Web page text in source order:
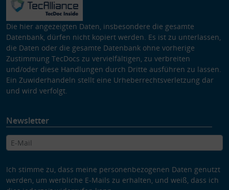
Die hier angezeigten Daten, insbesondere die gesamte
Datenbank, dürfen nicht kopiert werden. Es ist zu unterlassen,
die Daten oder die gesamte Datenbank ohne vorherige
Zustimmung TecDocs zu vervielfältigen, zu verbreiten
und/oder diese Handlungen durch Dritte ausführen zu lassen.
Ein Zuwiderhandeln stellt eine Urheberrechtsverletzung dar
und wird verfolgt.
Newsletter
Ich stimme zu, dass meine personenbezogenen Daten genutzt
werden, um werbliche E-Mails zu erhalten, und weiß, dass ich